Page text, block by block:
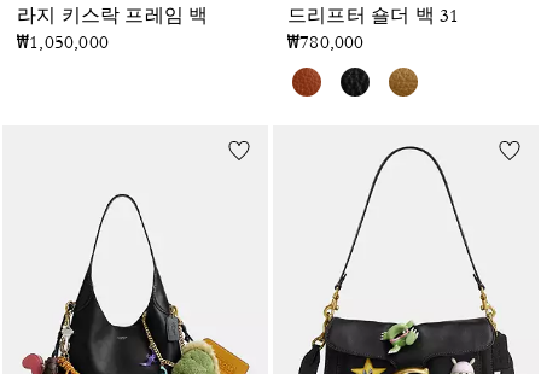
라지 키스락 프레임 백
₩1,050,000
드리프터 숄더 백 31
₩780,000